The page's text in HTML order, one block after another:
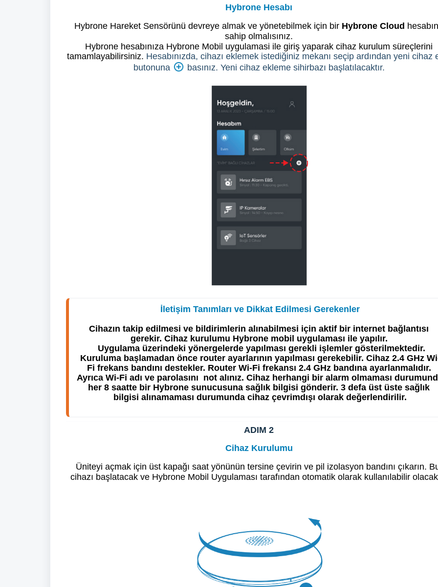
Hybrone Hesabı
Hybrone Hareket Sensörünü devreye almak ve yönetebilmek için bir Hybrone Cloud
sahip olmalısınız.
Hybrone hesabınıza Hybrone Mobil uygulamasi ile giriş yaparak cihaz kurulum süreçlerini
tamamlayabilirsiniz. Hesabınızda, cihazı eklemek istediğiniz mekanı seçip ardından yeni cihaz
butonuna
basınız. Yeni cihaz ekleme sihirbazı başlatılacaktır.
İletişim Tanımları ve Dikkat Edilmesi Gerekenler
Cihazın takip edilmesi ve bildirimlerin alınabilmesi için aktif bir internet bağlantısı
gerekir. Cihaz kurulumu Hybrone mobil uygulaması ile yapılır.
Uygulama üzerindeki yönergelerde yapılması gerekli işlemler gösterilmektedir.
Kuruluma başlamadan önce router ayarlarının yapılması gerekebilir. Cihaz 2.4 GHz
Fi frekans bandını destekler. Router Wi-Fi frekansı 2.4 GHz bandına ayarlanmalıdır.
Ayrıca Wi-Fi adı ve parolasını  not alınız. Cihaz herhangi bir alarm olmaması
her 8 saatte bir Hybrone sunucusuna sağlık bilgisi gönderir. 3 defa üst üste sağlık
bilgisi alınamaması durumunda cihaz çevrimdışı olarak değerlendirilir.
ADIM 2
Cihaz Kurulumu
Üniteyi açmak için üst kapağı saat yönünün tersine çevirin ve pil izolasyon bandını çıkarın.
cihazı başlatacak ve Hybrone Mobil Uygulaması tarafından otomatik olarak kullanılabilir